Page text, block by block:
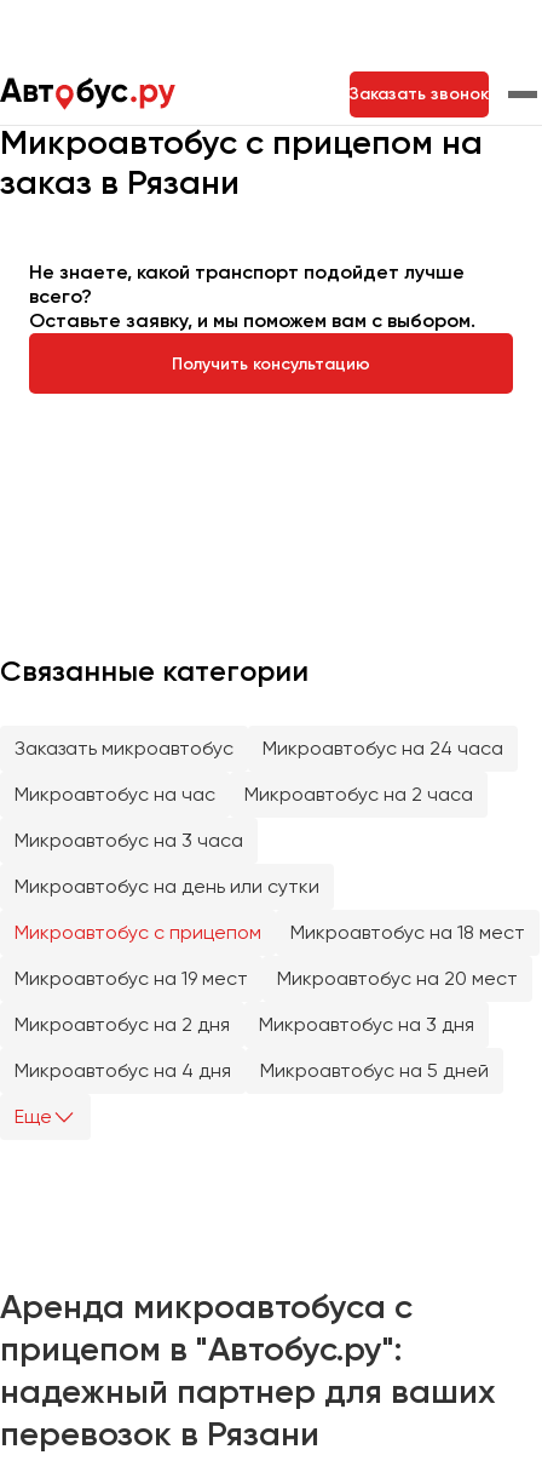
Заказать звонок
Главная Автопарк
Заказать микроавтобус
Микроавтобус с прицепом
Микроавтобус с прицепом на
заказ в Рязани
Не знаете, какой транспорт подойдет лучше
всего?
Оставьте заявку, и мы поможем вам с выбором.
Получить консультацию
Связанные категории
Заказать микроавтобус
Микроавтобус на 24 часа
Микроавтобус на час
Микроавтобус на 2 часа
Микроавтобус на 3 часа
Микроавтобус на день или сутки
Микроавтобус с прицепом
Микроавтобус на 18 мест
Микроавтобус на 19 мест
Микроавтобус на 20 мест
Микроавтобус на 2 дня
Микроавтобус на 3 дня
Микроавтобус на 4 дня
Микроавтобус на 5 дней
Еще
Аренда микроавтобуса с
прицепом в "Автобус.ру":
надежный партнер для ваших
перевозок в Рязани
Москва Санкт-Петербург
Архангельск
Вологда
Воронеж
Донецк
Иваново
Иркутск
Киров
Краснодар
Курган
Курск